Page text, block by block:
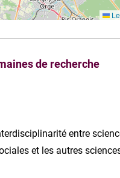
de recherche
entre
et les autres